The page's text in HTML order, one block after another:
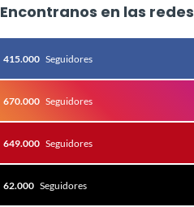
Encontranos en las redes
415.000 Seguidores
670.000 Seguidores
649.000 Seguidores
62.000 Seguidores